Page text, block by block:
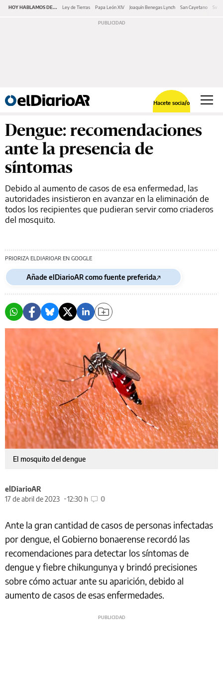
HOY HABLAMOS DE... Ley de Tierras Papa León XIV Joaquín Benegas Lynch San Cayetano
Hacete socia/o
Dengue: recomendaciones
ante la presencia de
síntomas
Debido al aumento de casos de esa enfermedad, las
autoridades insistieron en avanzar en la eliminación de
todos los recipientes que pudieran servir como criaderos
del mosquito.
PRIORIZA ELDIARIOAR EN GOOGLE
Añade elDiarioAR como fuente preferida
El mosquito del dengue
elDiarioAR
17 de abril de 2023
12:30 h 0
Ante la gran cantidad de casos de personas infectadas
por dengue, el Gobierno bonaerense recordó las
recomendaciones para detectar los síntomas de
dengue y fiebre chikungunya y brindó precisiones
sobre cómo actuar ante su aparición, debido al
aumento de casos de esas enfermedades.